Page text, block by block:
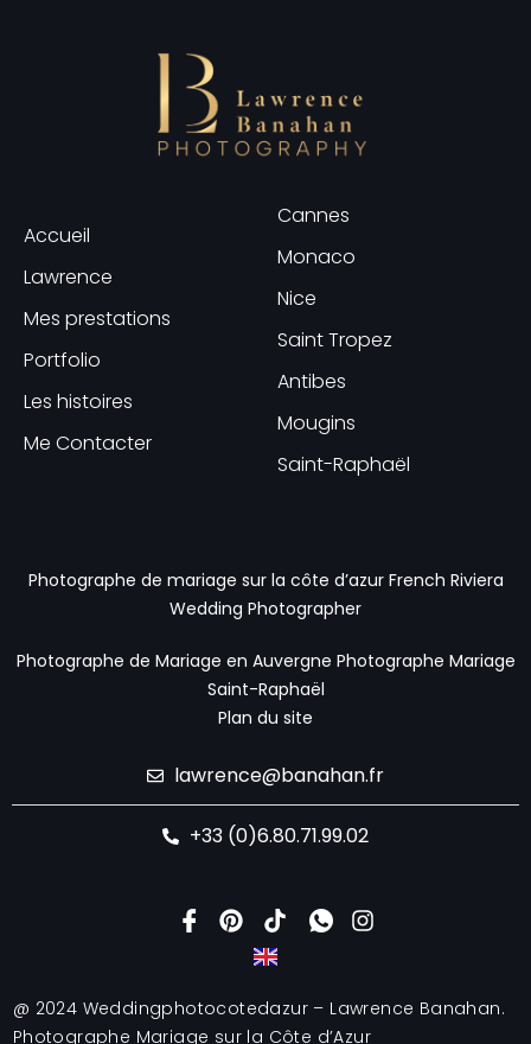
Accueil
Lawrence
Mes prestations
Portfolio
Les histoires
Me Contacter
Cannes
Monaco
Nice
Saint Tropez
Antibes
Mougins
Saint-Raphaël
Photographe de mariage sur la côte d’azur French Riviera
Wedding Photographer
Photographe de Mariage en Auvergne Photographe Mariage
Saint-Raphaël
Plan du site
lawrence@banahan.fr
+33 (0)6.80.71.99.02
@ 2024 Weddingphotocotedazur – Lawrence Banahan.
Photographe Mariage sur la Côte d’Azur